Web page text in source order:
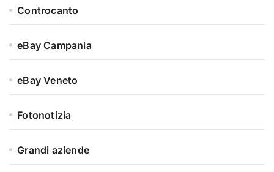
Controcanto
eBay Campania
eBay Veneto
Fotonotizia
Grandi aziende